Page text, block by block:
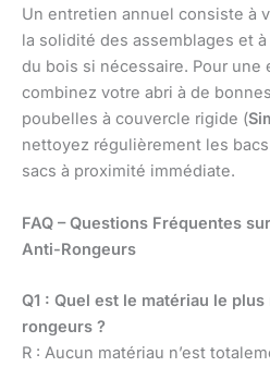
Un entretien annuel consiste à
la solidité des assemblages et
du bois si nécessaire. Pour une
combinez votre abri à de
poubelles à couvercle rigide (
nettoyez régulièrement les
sacs à proximité immédiate.
FAQ – Questions Fréquentes
Anti-Rongeurs
Q1 : Quel est le matériau le
rongeurs ?
R : Aucun matériau n’est